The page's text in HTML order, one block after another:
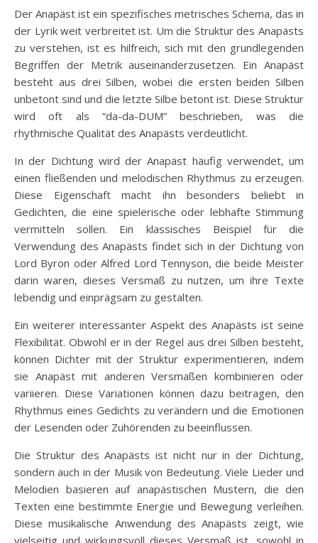
Der Anapäst ist ein spezifisches metrisches Schema, das in
der Lyrik weit verbreitet ist. Um die Struktur des Anapästs
zu verstehen, ist es hilfreich, sich mit den grundlegenden
Begriffen der Metrik auseinanderzusetzen. Ein Anapäst
besteht aus drei Silben, wobei die ersten beiden Silben
unbetont sind und die letzte Silbe betont ist. Diese Struktur
wird oft als “da-da-DUM” beschrieben, was die
rhythmische Qualität des Anapästs verdeutlicht.
In der Dichtung wird der Anapäst häufig verwendet, um
einen fließenden und melodischen Rhythmus zu erzeugen.
Diese Eigenschaft macht ihn besonders beliebt in
Gedichten, die eine spielerische oder lebhafte Stimmung
vermitteln sollen. Ein klassisches Beispiel für die
Verwendung des Anapästs findet sich in der Dichtung von
Lord Byron oder Alfred Lord Tennyson, die beide Meister
darin waren, dieses Versmaß zu nutzen, um ihre Texte
lebendig und einprägsam zu gestalten.
Ein weiterer interessanter Aspekt des Anapästs ist seine
Flexibilität. Obwohl er in der Regel aus drei Silben besteht,
können Dichter mit der Struktur experimentieren, indem
sie Anapäst mit anderen Versmaßen kombinieren oder
variieren. Diese Variationen können dazu beitragen, den
Rhythmus eines Gedichts zu verändern und die Emotionen
der Lesenden oder Zuhörenden zu beeinflussen.
Die Struktur des Anapästs ist nicht nur in der Dichtung,
sondern auch in der Musik von Bedeutung. Viele Lieder und
Melodien basieren auf anapästischen Mustern, die den
Texten eine bestimmte Energie und Bewegung verleihen.
Diese musikalische Anwendung des Anapästs zeigt, wie
vielseitig und wirkungsvoll dieses Versmaß ist, sowohl in